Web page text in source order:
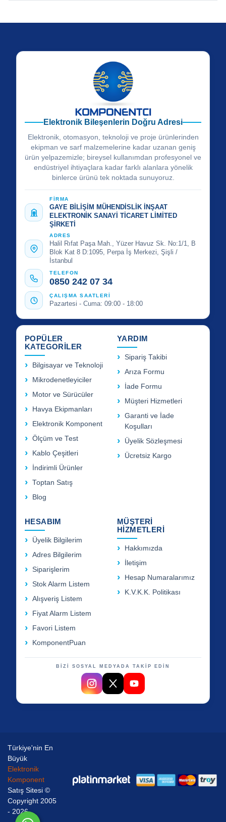
Elektronik Bileşenlerin Doğru Adresi
Elektronik, otomasyon, teknoloji ve proje ürünlerinden
ekipman ve sarf malzemelerine kadar uzanan geniş
ürün yelpazemizle; bireysel kullanımdan profesyonel ve
endüstriyel ihtiyaçlara kadar farklı alanlara yönelik
binlerce ürünü tek noktada sunuyoruz.
FİRMA
GAYE BİLİŞİM MÜHENDİSLİK İNŞAAT
ELEKTRONİK SANAYİ TİCARET LİMİTED
ŞİRKETİ
ADRES
Halil Rıfat Paşa Mah., Yüzer Havuz Sk. No:1/1, B
Blok Kat 8 D:1095, Perpa İş Merkezi, Şişli /
İstanbul
TELEFON
0850 242 07 34
ÇALIŞMA SAATLERİ
Pazartesi - Cuma: 09:00 - 18:00
POPÜLER
KATEGORİLER
Bilgisayar ve Teknoloji
Mikrodenetleyiciler
Motor ve Sürücüler
Havya Ekipmanları
Elektronik Komponent
Ölçüm ve Test
Kablo Çeşitleri
İndirimli Ürünler
Toptan Satış
Blog
YARDIM
Sipariş Takibi
Arıza Formu
İade Formu
Müşteri Hizmetleri
Garanti ve İade
Koşulları
Üyelik Sözleşmesi
Ücretsiz Kargo
HESABIM
Üyelik Bilgilerim
Adres Bilgilerim
Siparişlerim
Stok Alarm Listem
Alışveriş Listem
Fiyat Alarm Listem
Favori Listem
KomponentPuan
MÜŞTERİ
HİZMETLERİ
Hakkımızda
İletişim
Hesap Numaralarımız
K.V.K.K. Politikası
BİZİ SOSYAL MEDYADA TAKİP EDİN
Türkiye'nin En
Büyük
Elektronik
Komponent
Satış Sitesi ©
Copyright 2005
- 2026